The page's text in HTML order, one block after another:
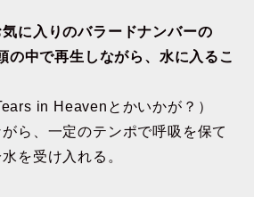
気に入りのバラードナンバーの
の中で再生しながら、水に入るこ
in Heavenとかいかが？）
ら、一定のテンポで呼吸を保て
を受け入れる。